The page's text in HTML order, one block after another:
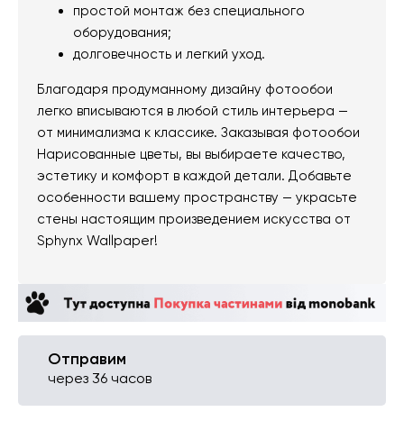
простой монтаж без специального
оборудования;
долговечность и легкий уход.
Благодаря продуманному дизайну фотообои
легко вписываются в любой стиль интерьера —
от минимализма к классике. Заказывая фотообои
Нарисованные цветы, вы выбираете качество,
эстетику и комфорт в каждой детали. Добавьте
особенности вашему пространству — украсьте
стены настоящим произведением искусства от
Sphynx Wallpaper!
Отправим
через 36 часов